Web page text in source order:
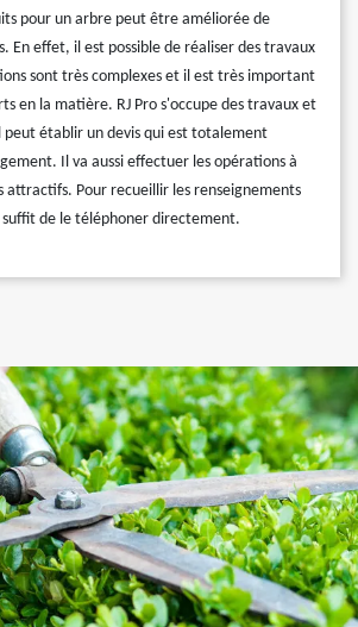
pour un arbre peut être améliorée de
En effet, il est possible de réaliser des travaux
sont très complexes et il est très important
en la matière. RJ Pro s'occupe des travaux et
peut établir un devis qui est totalement
Il va aussi effectuer les opérations à
attractifs. Pour recueillir les renseignements
de le téléphoner directement.